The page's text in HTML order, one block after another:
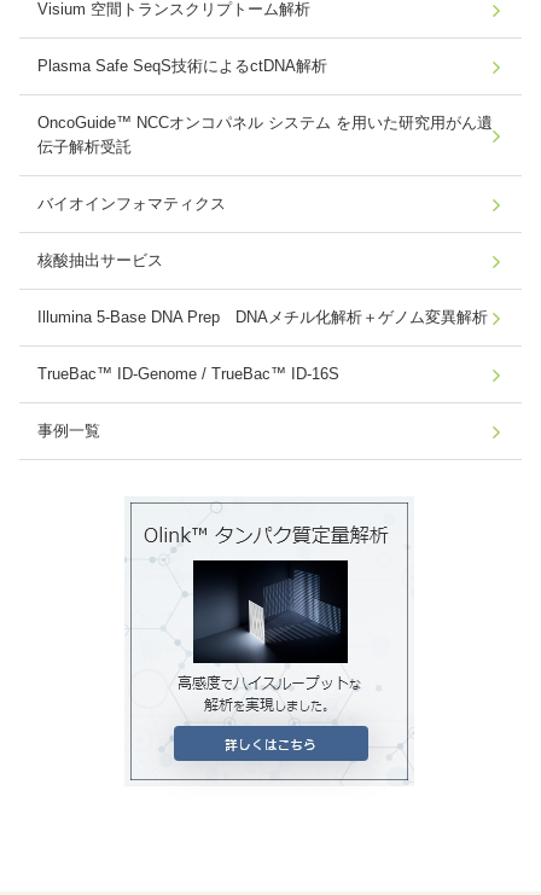
Visium 空間トランスクリプトーム解析
Plasma Safe SeqS技術によるctDNA解析
OncoGuide™ NCCオンコパネル システム を用いた研究用がん遺
伝子解析受託
バイオインフォマティクス
核酸抽出サービス
Illumina 5-Base DNA Prep DNAメチル化解析＋ゲノム変異解析
TrueBac™ ID-Genome / TrueBac™ ID-16S
事例一覧